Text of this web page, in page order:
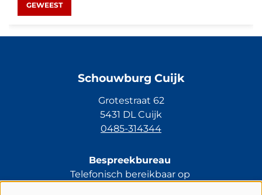
GEWEEST
Schouwburg Cuijk
Grotestraat 62
5431 DL Cuijk
0485-314344
Bespreekbureau
Telefonisch bereikbaar op